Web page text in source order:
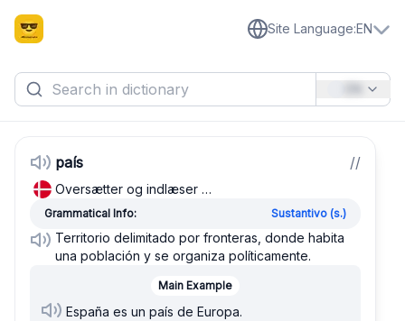
Site Language:EN
país //
Oversætter og indlæser …
Grammatical Info: Sustantivo (s.)
Territorio delimitado por fronteras, donde habita
una población y se organiza políticamente.
Main Example
España es un país de Europa.